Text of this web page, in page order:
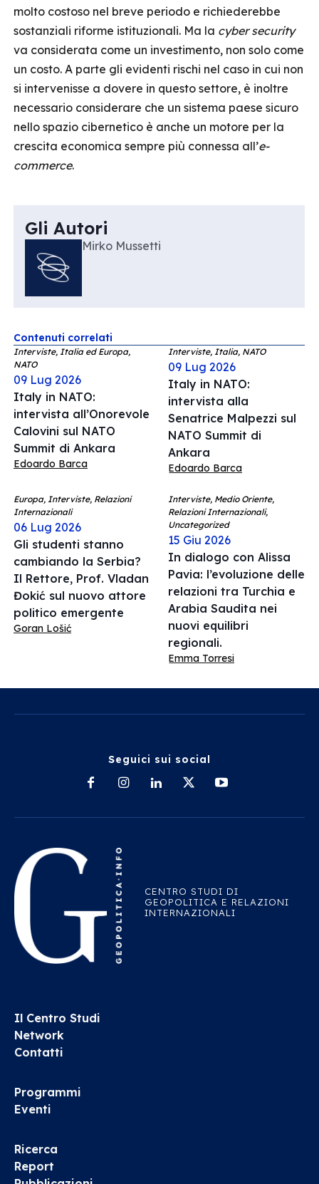
molto costoso nel breve periodo e richiederebbe
sostanziali riforme istituzionali. Ma la cyber security
va considerata come un investimento, non solo come
un costo. A parte gli evidenti rischi nel caso in cui non
si intervenisse a dovere in questo settore, è inoltre
necessario considerare che un sistema paese sicuro
nello spazio cibernetico è anche un motore per la
crescita economica sempre più connessa all’e-
commerce.
Gli Autori
Mirko Mussetti
Contenuti correlati
Interviste, Italia ed Europa,
NATO
09 Lug 2026
Italy in NATO:
intervista all’Onorevole
Calovini sul NATO
Summit di Ankara
Edoardo Barca
Interviste, Italia, NATO
09 Lug 2026
Italy in NATO:
intervista alla
Senatrice Malpezzi sul
NATO Summit di
Ankara
Edoardo Barca
Europa, Interviste, Relazioni
Internazionali
06 Lug 2026
Gli studenti stanno
cambiando la Serbia?
Il Rettore, Prof. Vladan
Đokić sul nuovo attore
politico emergente
Goran Lošić
Interviste, Medio Oriente,
Relazioni Internazionali,
Uncategorized
15 Giu 2026
In dialogo con Alissa
Pavia: l’evoluzione delle
relazioni tra Turchia e
Arabia Saudita nei
nuovi equilibri
regionali.
Emma Torresi
Seguici sui social
CENTRO STUDI DI
GEOPOLITICA E RELAZIONI
INTERNAZIONALI
Il Centro Studi
Network
Contatti
Programmi
Eventi
Ricerca
Report